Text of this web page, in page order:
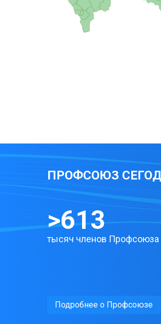
ПРОФСОЮЗ
>721
тысяч членов Профсоюза
Подробнее о Профсоюзе